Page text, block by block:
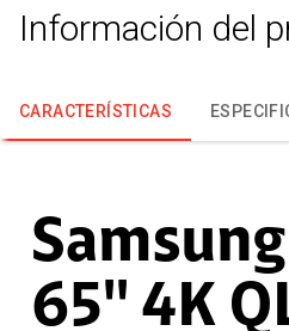
Información del
CARACTERÍSTICAS
65'' 4K